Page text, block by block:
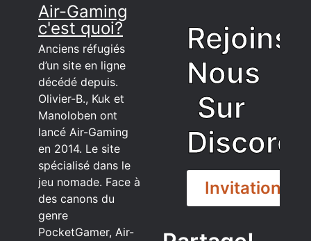
Air-Gaming
c'est quoi?
Anciens réfugiés
d’un site en ligne
décédé depuis.
Olivier-B., Kuk et
Manoloben ont
lancé Air-Gaming
en 2014. Le site
spécialisé dans le
jeu nomade. Face à
des canons du
genre
PocketGamer, Air-
Rejoins
Nous
Sur
Discord
Invitation